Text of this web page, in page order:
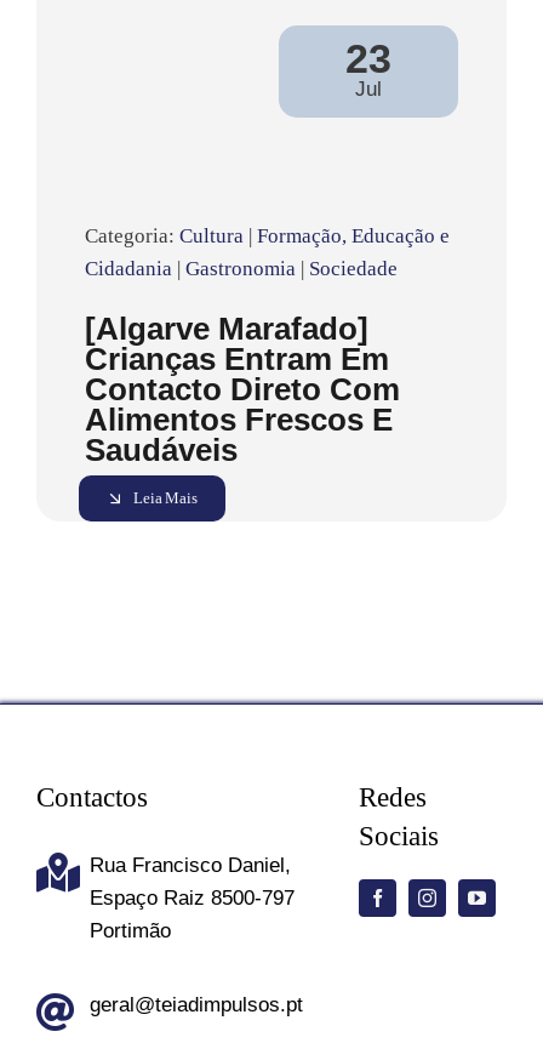
23
Jul
Categoria: Cultura Formação, Educação e
Cidadania Gastronomia Sociedade
[Algarve Marafado]
Crianças Entram Em
Contacto Direto Com
Alimentos Frescos E
Saudáveis
Leia Mais
Contactos
Rua Francisco Daniel,
Espaço Raiz 8500-797
Portimão
geral@teiadimpulsos.pt
Redes
Sociais